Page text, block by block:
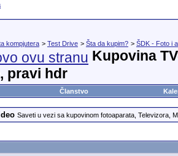
kompjutera > Test Drive > Šta da kupim? > ŠDK - Foto i
Kupovina
pravi hdr
Članstvo
Saveti u vezi sa kupovinom fotoaparata, Televizora,